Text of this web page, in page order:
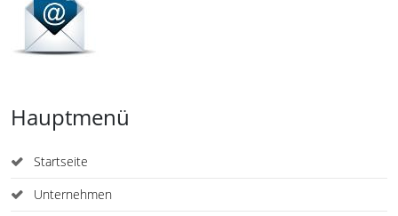
Hauptmenü
Startseite
Unternehmen